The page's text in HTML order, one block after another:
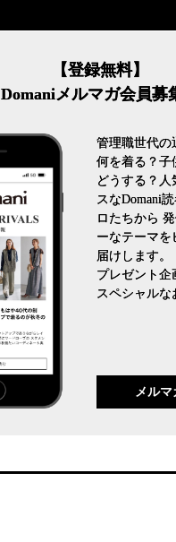
【登録無料】
Domaniメルマガ会員募
管理職世代の
何を着る？子
どうする？人
スなDomani
ロたちから
ーなテーマを
届けします。
プレゼント企
スペシャルな
メルマ